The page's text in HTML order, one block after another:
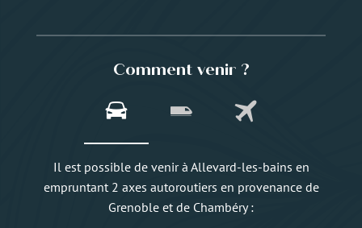
Comment venir ?
Il est possible de venir à Allevard-les-bains en
empruntant 2 axes autoroutiers en provenance de
Grenoble et de Chambéry :